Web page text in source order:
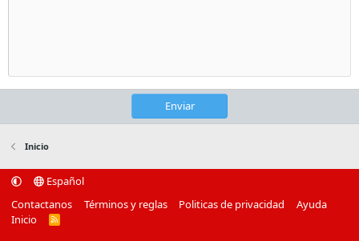
Enviar
Inicio
Español
Contactanos
Términos y reglas Politicas de privacidad
Ayuda
Inicio
R